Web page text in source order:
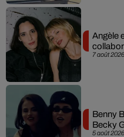
7 août 2026
Angèle
5 août 2026
Benny
Becky